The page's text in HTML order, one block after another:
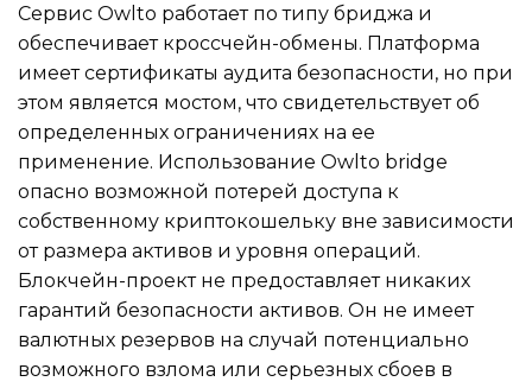
Сервис Owlto работает по типу бриджа и
обеспечивает кроссчейн-обмены. Платформа
имеет сертификаты аудита безопасности, но при
этом является мостом, что свидетельствует об
определенных ограничениях на ее
применение. Использование Owlto bridge
опасно возможной потерей доступа к
собственному криптокошельку вне зависимости
от размера активов и уровня операций.
Блокчейн-проект не предоставляет никаких
гарантий безопасности активов. Он не имеет
валютных резервов на случай потенциально
возможного взлома или серьезных сбоев в